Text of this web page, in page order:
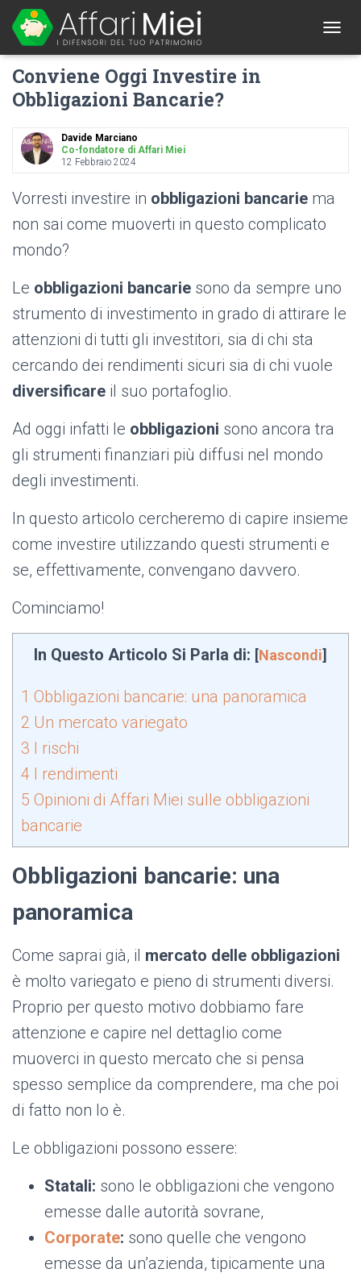
O
N
G
Conviene Oggi Investire in
Obbligazioni Bancarie?
Davide Marciano
Co-fondatore di Affari Miei
12 Febbraio 2024
Vorresti investire in obbligazioni bancarie ma
non sai come muoverti in questo complicato
mondo?
Le obbligazioni bancarie sono da sempre uno
strumento di investimento in grado di attirare le
attenzioni di tutti gli investitori, sia di chi sta
cercando dei rendimenti sicuri sia di chi vuole
diversificare il suo portafoglio.
Ad oggi infatti le obbligazioni sono ancora tra
gli strumenti finanziari più diffusi nel mondo
degli investimenti.
In questo articolo cercheremo di capire insieme
come investire utilizzando questi strumenti e
se, effettivamente, convengano davvero.
Cominciamo!
In Questo Articolo Si Parla di: [Nascondi]
1 Obbligazioni bancarie: una panoramica
2 Un mercato variegato
3 I rischi
4 I rendimenti
5 Opinioni di Affari Miei sulle obbligazioni
bancarie
Obbligazioni bancarie: una
panoramica
Come saprai già, il mercato delle obbligazioni
è molto variegato e pieno di strumenti diversi.
Proprio per questo motivo dobbiamo fare
attenzione e capire nel dettaglio come
muoverci in questo mercato che si pensa
spesso semplice da comprendere, ma che poi
di fatto non lo è.
Le obbligazioni possono essere:
Statali: sono le obbligazioni che vengono
emesse dalle autorità sovrane,
Corporate: sono quelle che vengono
emesse da un’azienda, tipicamente una